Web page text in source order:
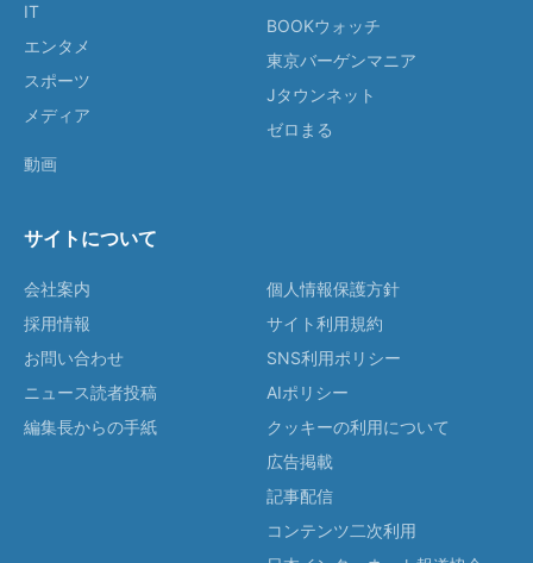
IT
エンタメ
スポーツ
メディア
動画
BOOKウォッチ
東京バーゲンマニア
Jタウンネット
ゼロまる
サイトについて
会社案内
採用情報
お問い合わせ
ニュース読者投稿
編集長からの手紙
個人情報保護方針
サイト利用規約
SNS利用ポリシー
AIポリシー
クッキーの利用について
広告掲載
記事配信
コンテンツ二次利用